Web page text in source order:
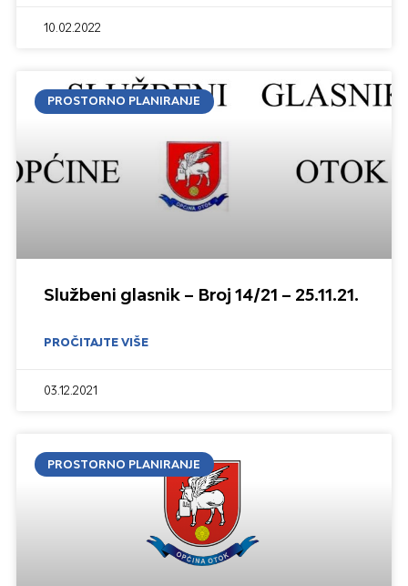
10.02.2022
PROSTORNO PLANIRANJE
Službeni glasnik – Broj 14/21 – 25.11.21.
PROČITAJTE VIŠE
03.12.2021
PROSTORNO PLANIRANJE